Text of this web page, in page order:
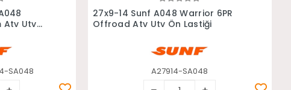
Atv Utv
SA048
Stokta Yok
27x9-14 Sunf A048 Warrior 6PR
Offroad Atv Utv Ön Lastiği
A27914-SA048